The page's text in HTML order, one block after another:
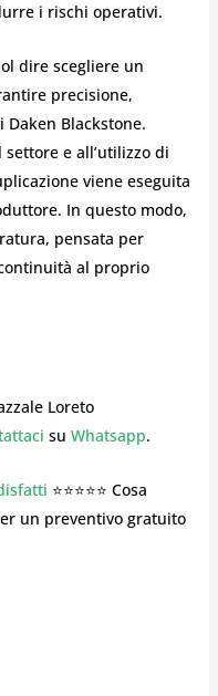
i rischi operativi.
dire scegliere un
precisione,
Daken Blackstone.
e all’utilizzo di
viene eseguita
In questo modo,
pensata per
al proprio
Loreto
su Whatsapp.
⭐⭐⭐⭐⭐ Cosa
un preventivo gratuito